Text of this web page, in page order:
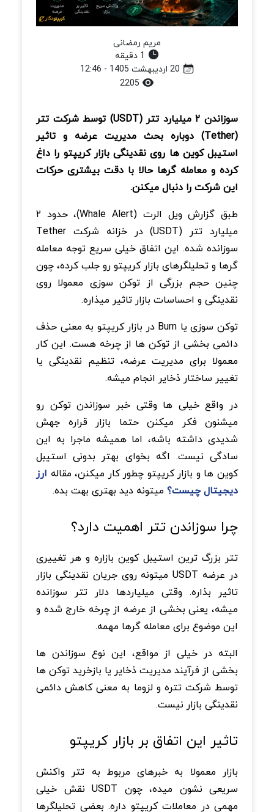
مریم رمضانی
سوزاندن ۲ میلیارد تتر (USDT) توسط شرکت تتر
(Tether) دوباره بحث مدیریت عرضه و تاثیر
استیبل کوین ها روی نقدینگی بازار کریپتو را داغ
کرده و معامله گرها حالا با دقت بیشتری حرکات
این شرکت را دنبال میکنن.
طبق گزارش ویل الرت (Whale Alert)، حدود ۲
میلیارد تتر (USDT) در خزانه شرکت Tether
سوزانده شده. این اتفاق خیلی سریع توجه معامله
گرها و تحلیلگرهای بازار کریپتو رو جلب کرده، چون
چنین حجم بزرگی از توکن سوزی معمولا روی
نقدینگی و احساسات بازار تاثیر میذاره.
توکن سوزی یا Burn در بازار کریپتو به معنی حذف
دائمی بخشی از توکن ها از چرخه هست. این کار
معمولا برای مدیریت عرضه، تنظیم نقدینگی یا
تغییر ساختار ذخایر انجام میشه.
در واقع خیلی ها وقتی خبر سوزاندن توکن رو
میشنون فکر میکنن حتما بازار قراره جهش
شدیدی داشته باشه، اما همیشه ماجرا به این
سادگی نیست. اگه بخوای بهتر بدونی استیبل
کوین ها و بازار کریپتو چطور کار میکنن، مقاله ارز
دیجیتال چیست؟ میتونه دید بهتری بهت بده.
چرا سوزاندن تتر اهمیت دارد؟
تتر بزرگ ترین استیبل کوین بازاره و هر تغییری
در عرضه USDT میتونه روی جریان نقدینگی بازار
تاثیر بذاره. وقتی میلیاردها دلار تتر سوزانده
میشه، یعنی بخشی از عرضه از چرخه خارج شده و
این موضوع برای معامله گرها مهمه.
البته در خیلی از مواقع، این نوع سوزاندن ها
بخشی از فرآیند مدیریت ذخایر یا بازخرید توکن ها
توسط شرکت تتره و لزوما به معنی کاهش دائمی
نقدینگی بازار نیست.
تاثیر این اتفاق بر بازار کریپتو
بازار معمولا به خبرهای مربوط به تتر واکنش
سریعی نشون میده، چون USDT نقش خیلی
مهمی در معاملات کریپتو داره. بعضی تحلیلگرها